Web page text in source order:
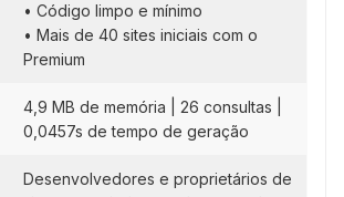
• Código limpo e mínimo
• Mais de 40 sites iniciais com o
Premium
4,9 MB de memória | 26 consultas |
0,0457s de tempo de geração
Desenvolvedores e proprietários de